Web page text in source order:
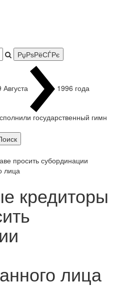
Августа 1996 года
государственный гимн
просить субординации
лица
кредиторы
лица